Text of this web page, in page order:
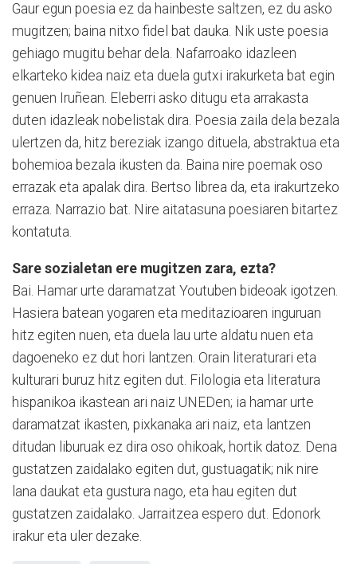
Gaur egun poesia ez da hainbeste saltzen, ez du asko
mugitzen; baina nitxo fidel bat dauka. Nik uste poesia
gehiago mugitu behar dela. Nafarroako idazleen
elkarteko kidea naiz eta duela gutxi irakurketa bat egin
genuen Iruñean. Eleberri asko ditugu eta arrakasta
duten idazleak nobelistak dira. Poesia zaila dela bezala
ulertzen da, hitz bereziak izango dituela, abstraktua eta
bohemioa bezala ikusten da. Baina nire poemak oso
errazak eta apalak dira. Bertso librea da, eta irakurtzeko
erraza. Narrazio bat. Nire aitatasuna poesiaren bitartez
kontatuta.
Sare sozialetan ere mugitzen zara, ezta?
Bai. Hamar urte daramatzat Youtuben bideoak igotzen.
Hasiera batean yogaren eta meditazioaren inguruan
hitz egiten nuen, eta duela lau urte aldatu nuen eta
dagoeneko ez dut hori lantzen. Orain literaturari eta
kulturari buruz hitz egiten dut. Filologia eta literatura
hispanikoa ikastean ari naiz UNEDen; ia hamar urte
daramatzat ikasten, pixkanaka ari naiz, eta lantzen
ditudan liburuak ez dira oso ohikoak, hortik datoz. Dena
gustatzen zaidalako egiten dut, gustuagatik; nik nire
lana daukat eta gustura nago, eta hau egiten dut
gustatzen zaidalako. Jarraitzea espero dut. Edonork
irakur eta uler dezake.